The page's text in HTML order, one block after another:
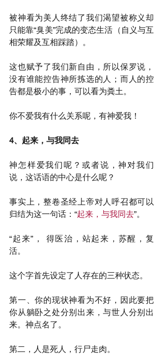
被神看为美人终结了我们渴望被称义却
只能靠“臭美”完成的变态生活（自义与互
相荣耀及互相踩踏）。
这也赋予了我们新自由，所以保罗说，
没有谁能控告神所拣选的人；而人的控
告都是极小的事，可以看为粪土。
你不爱我有什么关系呢，有神爱我！
4、起来，与我同去
神怎样爱我们呢？或者说，神对我们
说，这话语的中心是什么呢？
事实上，整卷圣经上帝对人呼召都可以
归结为这一句话：“起来，与我同去”。
“起来”， 得医治，站起来，苏醒，复
活。
这个字首先设定了人存在的三种状态。
第一、你的现状神看为不好，因此要把
你从躺卧之处分别出来，与世人分别出
来。神点名了。
第二，人是死人，行尸走肉。